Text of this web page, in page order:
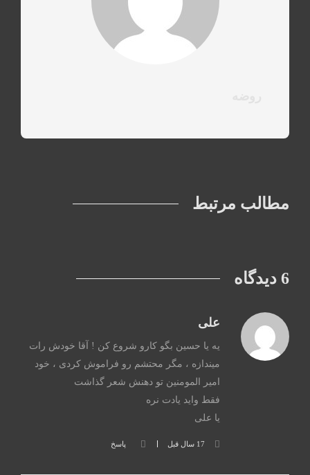
مطالب مرتبط
6 دیدگاه
علی
یه یا حسین بگو کارو شروع کن ! آقا خودش رات
میندازه ، مگر محتشم رو فراموش کردی ، خود
امیر المومنین تو دهنش شعر گذاشت
فقط واید یادت نره
یا علی
17 سال قبل پاسخ